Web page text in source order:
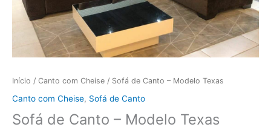
Início / Canto com Cheise / Sofá de Canto – Modelo Texas
Canto com Cheise, Sofá de Canto
Sofá de Canto – Modelo Texas